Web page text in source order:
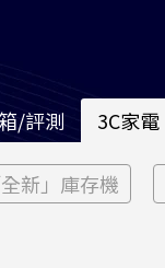
/評測 3C家電
全新」庫存機